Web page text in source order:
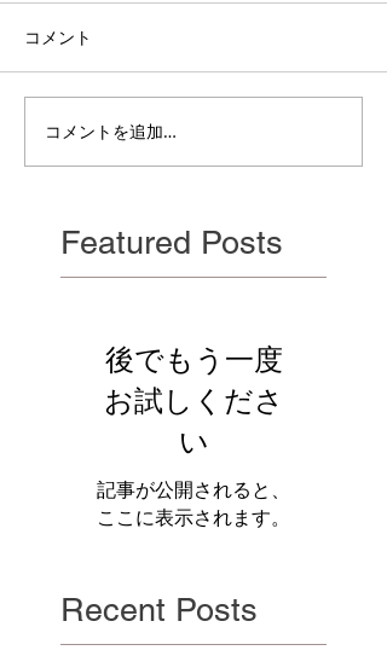
コメント
コメントを追加…
Featured Posts
後でもう一度
お試しくださ
い
記事が公開されると、
ここに表示されます。
Recent Posts